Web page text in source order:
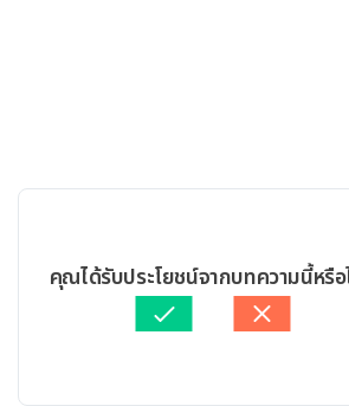
คุณได้รับประโยชน์จากบทความนี้หรือ